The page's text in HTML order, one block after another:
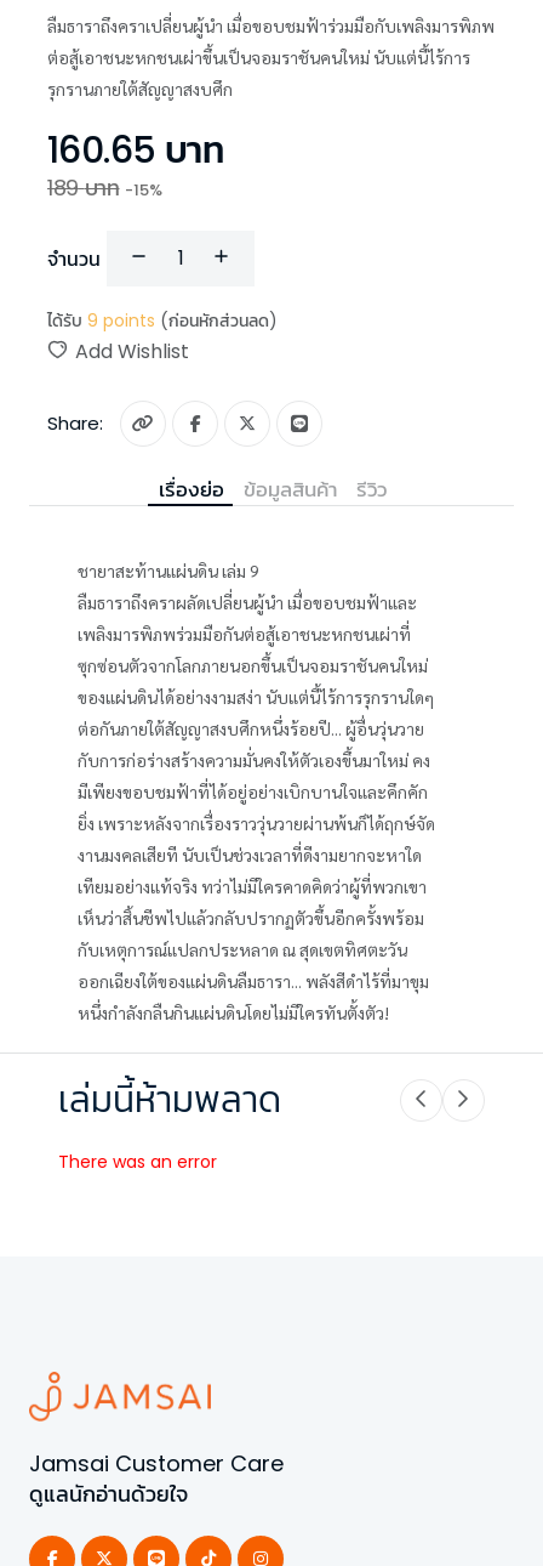
ลืมธาราถึงคราเปลี่ยนผู้นำ เมื่อขอบชมฟ้าร่วมมือกับเพลิงมารพิภพ
ต่อสู้เอาชนะหกชนเผ่าขึ้นเป็นจอมราชันคนใหม่ นับแต่นี้ไร้การ
รุกรานภายใต้สัญญาสงบศึก
160.65 บาท
189บาท -15%
จำนวน
ได้รับ 9 points (ก่อนหักส่วนลด)
Add Wishlist
Share:
เรื่องย่อ ข้อมูลสินค้า รีวิว
ชายาสะท้านแผ่นดิน เล่ม 9
ลืมธาราถึงคราผลัดเปลี่ยนผู้นำ เมื่อขอบชมฟ้าและ
เพลิงมารพิภพร่วมมือกันต่อสู้เอาชนะหกชนเผ่าที่
ซุกซ่อนตัวจากโลกภายนอกขึ้นเป็นจอมราชันคนใหม่
ของแผ่นดินได้อย่างงามสง่า นับแต่นี้ไร้การรุกรานใดๆ
ต่อกันภายใต้สัญญาสงบศึกหนึ่งร้อยปี... ผู้อื่นวุ่นวาย
กับการก่อร่างสร้างความมั่นคงให้ตัวเองขึ้นมาใหม่ คง
มีเพียงขอบชมฟ้าที่ได้อยู่อย่างเบิกบานใจและคึกคัก
ยิ่ง เพราะหลังจากเรื่องราววุ่นวายผ่านพ้นก็ได้ฤกษ์จัด
งานมงคลเสียที นับเป็นช่วงเวลาที่ดีงามยากจะหาใด
เทียมอย่างแท้จริง ทว่าไม่มีใครคาดคิดว่าผู้ที่พวกเขา
เห็นว่าสิ้นชีพไปแล้วกลับปรากฏตัวขึ้นอีกครั้งพร้อม
กับเหตุการณ์แปลกประหลาด ณ สุดเขตทิศตะวัน
ออกเฉียงใต้ของแผ่นดินลืมธารา... พลังสีดำไร้ที่มาขุม
หนึ่งกำลังกลืนกินแผ่นดินโดยไม่มีใครทันตั้งตัว!
เล่มนี้ห้ามพลาด
There was an error
Jamsai Customer Care
ดูแลนักอ่านด้วยใจ